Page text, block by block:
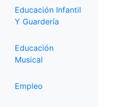
Educación Infantil
Y Guardería
Educación
Musical
Empleo